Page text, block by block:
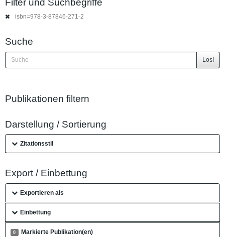
isbn=978-3-87846-271-2
Suche
Los!
Publikationen filtern
Darstellung / Sortierung
Zitationsstil
Export / Einbettung
Exportieren als
Einbettung
0 Markierte Publikation(en)